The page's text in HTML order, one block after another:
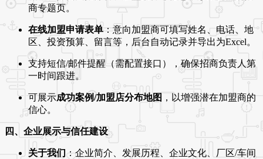
商专题页。
在线加盟申请表单：意向加盟商可填写姓名、电话、地
区、投资预算、留言等，后台自动记录并导出为Excel。
支持短信/邮件提醒（需配置接口），确保招商负责人第
一时间跟进。
可展示成功案例/加盟店分布地图 ，以增强潜在加盟商的
信心。
四、企业展示与信任建设
关于我们：企业简介、发展历程、企业文化、厂区/车间